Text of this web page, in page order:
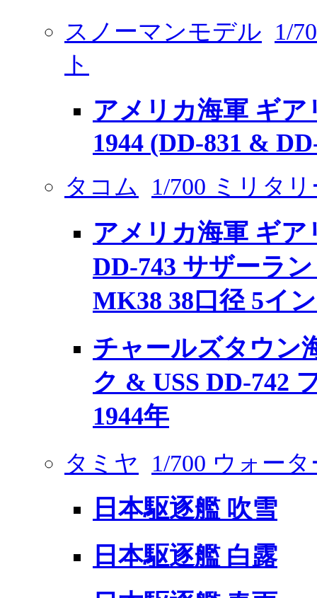
スノーマンモデル 1/
ト
アメリカ海軍 ギ
1944 (DD-831 &
タコム 1/700 ミリタ
アメリカ海軍 ギア
DD-743 サザーラ
MK38 38口径 5イ
チャールズタウン
ク & USS DD-742
1944年
タミヤ 1/700 ウォー
日本駆逐艦 吹雪
日本駆逐艦 白露